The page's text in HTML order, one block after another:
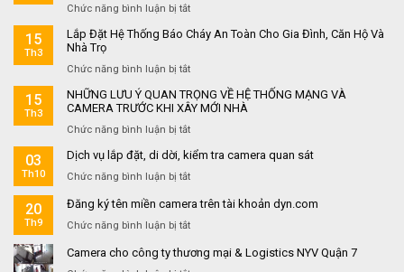
Chức năng bình luận bị tắtở
Báo
Liên
Không
Dây
–
Pháp
An
Cháy
Nổ
Quả
15
Th3
Lắp Đặt Hệ Thống Báo Cháy An Toàn Cho Gia Đình, Căn Hộ Và
Nhà Trọ
Chức năng bình luận bị tắtở
Đặt
Hệ
Thống
Cháy
An
Cho
Gia
Căn
15
Th3
NHỮNG LƯU Ý QUAN TRỌNG VỀ HỆ THỐNG MẠNG VÀ
CAMERA TRƯỚC KHI XÂY MỚI NHÀ
Chức năng bình luận bị tắtở
LƯU
Ý
TRỌNG
VỀ
THỐNG
03
Th10
Dịch vụ lắp đặt, di dời, kiểm tra camera quan sát
Chức năng bình luận bị tắtở
vụ
lắp
di
20
Th9
Đăng ký tên miền camera trên tài khoản dyn.com
Chức năng bình luận bị tắtở
ký
Camera cho công ty thương mại & Logistics NYV Quận 7